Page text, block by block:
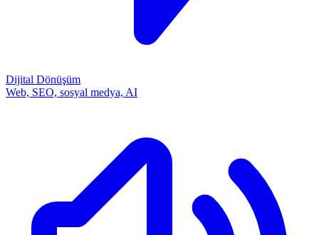
Dijital Dönüşüm
Web, SEO, sosyal medya, AI